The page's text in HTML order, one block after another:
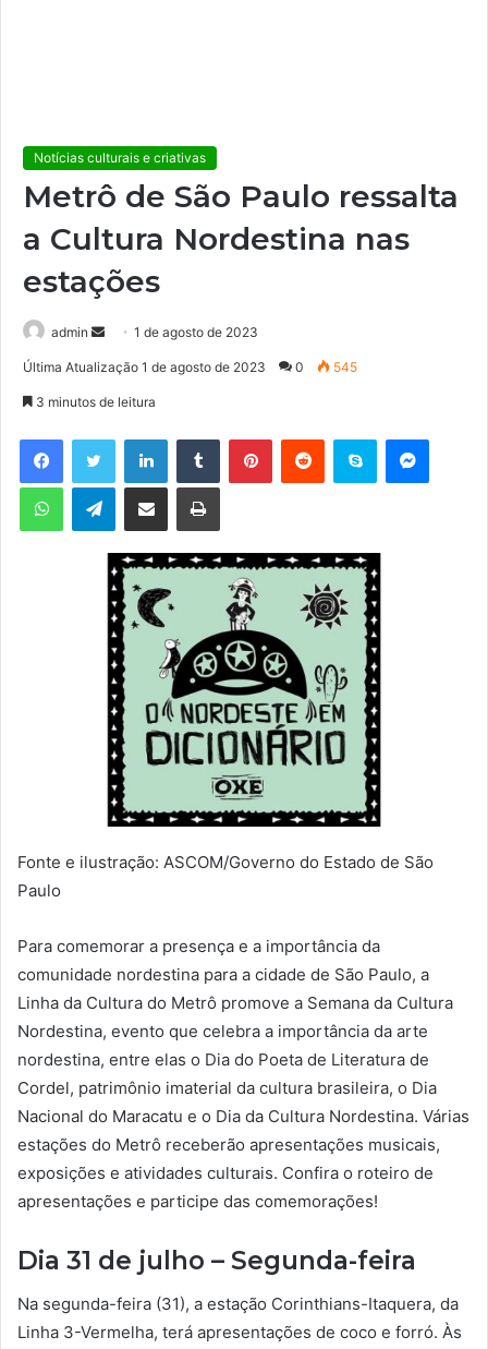
Notícias culturais e criativas
Metrô de São Paulo ressalta
a Cultura Nordestina nas
estações
admin
d
e
m
m
a
1 de agosto de 2023
Última Atualização 1 de agosto de 2023 0 545
3 minutos de leitura
Telegram
Fonte e ilustração: ASCOM/Governo do Estado de São
Paulo
Para comemorar a presença e a importância da
comunidade nordestina para a cidade de São Paulo, a
Linha da Cultura do Metrô promove a Semana da Cultura
Nordestina, evento que celebra a importância da arte
nordestina, entre elas o Dia do Poeta de Literatura de
Cordel, patrimônio imaterial da cultura brasileira, o Dia
Nacional do Maracatu e o Dia da Cultura Nordestina. Várias
estações do Metrô receberão apresentações musicais,
exposições e atividades culturais. Confira o roteiro de
apresentações e participe das comemorações!
Dia 31 de julho – Segunda-feira
Na segunda-feira (31), a estação Corinthians-Itaquera, da
Linha 3-Vermelha, terá apresentações de coco e forró. Às